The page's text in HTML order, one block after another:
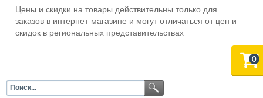
Цены и скидки на товары действительны только для
заказов в интернет-магазине и могут отличаться от цен и
скидок в региональных представительствах
0